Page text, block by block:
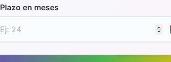
Plazo en meses